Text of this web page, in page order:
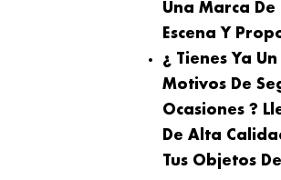
Una Marca De
Escena Y
¿ Tienes Ya
Motivos De
Ocasiones ?
De Alta
Tus Objetos